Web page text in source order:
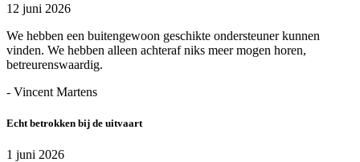
12 juni 2026
We hebben een buitengewoon geschikte ondersteuner kunnen
vinden. We hebben alleen achteraf niks meer mogen horen,
betreurenswaardig.
- Vincent Martens
Echt betrokken bij de uitvaart
1 juni 2026